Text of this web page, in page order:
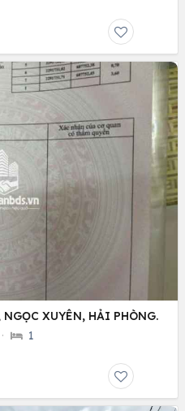
XUYÊN, HẢI PHÒNG.
· 1